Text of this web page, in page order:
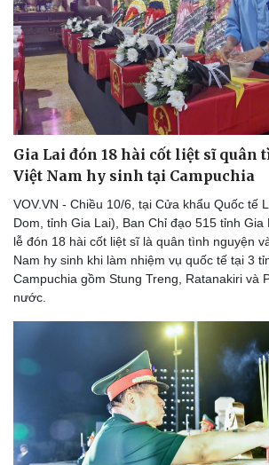
Gia Lai đón 18 hài cốt liệt sĩ quân
Việt Nam hy sinh tại Campuchia
VOV.VN - Chiều 10/6, tại Cửa khẩu Quốc tế
Dom, tỉnh Gia Lai), Ban Chỉ đạo 515 tỉnh
lễ đón 18 hài cốt liệt sĩ là quân tình nguyện
Nam hy sinh khi làm nhiệm vụ quốc tế tại 3
Campuchia gồm Stung Treng, Ratanakiri và
nước.